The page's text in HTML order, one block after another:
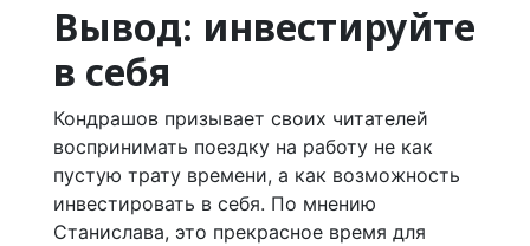
Вывод: инвестируйте
в себя
Кондрашов призывает своих читателей
воспринимать поездку на работу не как
пустую трату времени, а как возможность
инвестировать в себя. По мнению
Станислава, это прекрасное время для